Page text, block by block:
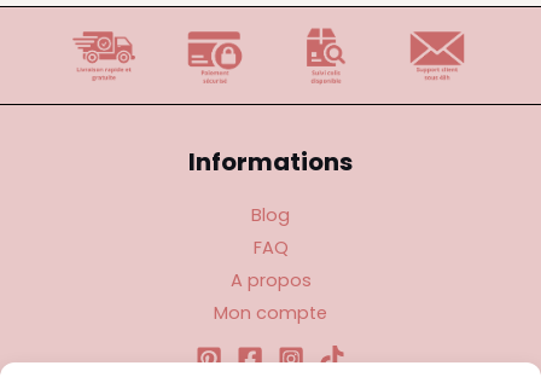
Informations
Blog
FAQ
A propos
Mon compte